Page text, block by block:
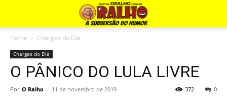
Home Charges do Dia
Charges do Dia
O PÂNICO DO LULA LIVRE
Por O Ralho - 11 de novembro de 2019 0
372